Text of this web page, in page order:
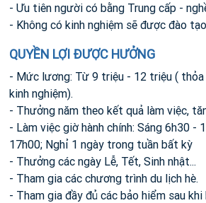
- Ưu tiên người có bằng Trung cấp -
- Không có kinh nghiệm sẽ được đào tạo
QUYỀN LỢI ĐƯỢC HƯỞNG
- Mức lương: Từ 9 triệu - 12 triệu (
kinh nghiệm).
- Thưởng năm theo kết quả làm việc,
- Làm việc giờ hành chính: Sáng 6h30 -
17h00; Nghỉ 1 ngày trong tuần bất kỳ
- Thưởng các ngày Lễ, Tết, Sinh nhật...
- Tham gia các chương trình du lịch hè.
- Tham gia đầy đủ các bảo hiểm sau